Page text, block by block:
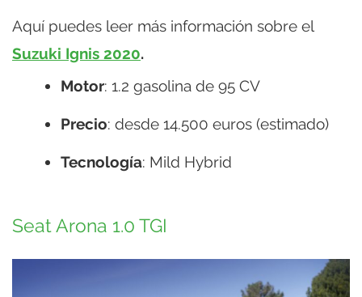
Aquí puedes leer más información sobre el
Suzuki Ignis 2020.
Motor: 1.2 gasolina de 95 CV
Precio: desde 14.500 euros (estimado)
Tecnología: Mild Hybrid
Seat Arona 1.0 TGI